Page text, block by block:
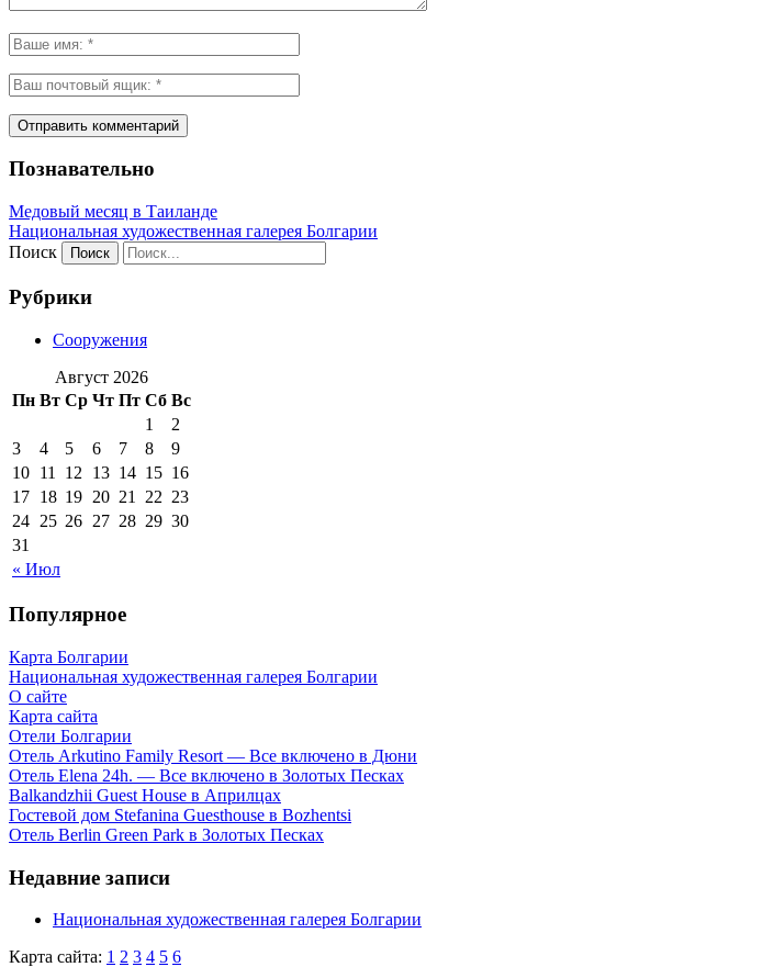
Познавательно
Медовый месяц в Таиланде
Национальная художественная галерея Болгарии
Поиск
Рубрики
Сооружения
Август 2026
Пн Вт Ср Чт Пт Сб Вс
« Июл
1
2
3
4 5 6 7 8
9
10 11 12 13 14 15 16
17 18 19 20 21 22 23
24 25 26 27 28 29 30
31
Популярное
Карта Болгарии
Национальная художественная галерея Болгарии
О сайте
Карта сайта
Отели Болгарии
Отель Arkutino Family Resort — Все включено в Дюни
Отель Elena 24h. — Все включено в Золотых Песках
Balkandzhii Guest House в Априлцах
Гостевой дом Stefanina Guesthouse в Bozhentsi
Отель Berlin Green Park в Золотых Песках
Недавние записи
Национальная художественная галерея Болгарии
Карта сайта: 1 2 3 4 5 6